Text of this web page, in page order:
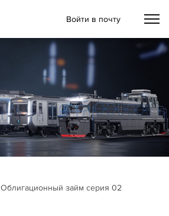
Войти в почту
Облигационный займ серия 02